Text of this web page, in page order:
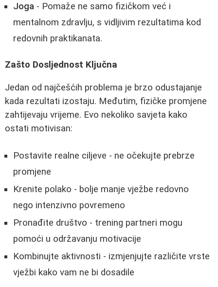
Joga - Pomaže ne samo fizičkom već i
mentalnom zdravlju, s vidljivim rezultatima kod
redovnih praktikanata.
Zašto Dosljednost Ključna
Jedan od najčešćih problema je brzo odustajanje
kada rezultati izostaju. Međutim, fizičke promjene
zahtijevaju vrijeme. Evo nekoliko savjeta kako
ostati motivisan:
Postavite realne ciljeve - ne očekujte prebrze
promjene
Krenite polako - bolje manje vježbe redovno
nego intenzivno povremeno
Pronađite društvo - trening partneri mogu
pomoći u održavanju motivacije
Kombinujte aktivnosti - izmjenjujte različite vrste
vježbi kako vam ne bi dosadile